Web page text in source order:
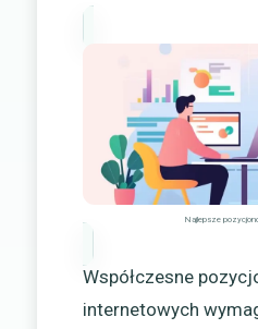
Najlepsze
Współczesne
internetowych